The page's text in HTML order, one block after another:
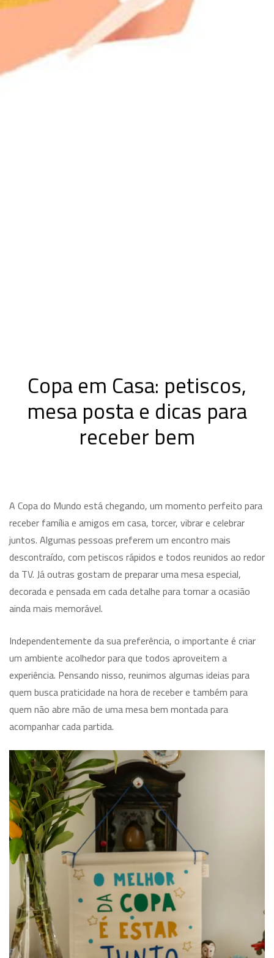
Copa em Casa: petiscos,
mesa posta e dicas para
receber bem
A Copa do Mundo está chegando, um momento perfeito para
receber família e amigos em casa, torcer, vibrar e celebrar
juntos. Algumas pessoas preferem um encontro mais
descontraído, com petiscos rápidos e todos reunidos ao redor
da TV. Já outras gostam de preparar uma mesa especial,
decorada e pensada em cada detalhe para tornar a ocasião
ainda mais memorável.
Independentemente da sua preferência, o importante é criar
um ambiente acolhedor para que todos aproveitem a
experiência. Pensando nisso, reunimos algumas ideias para
quem busca praticidade na hora de receber e também para
quem não abre mão de uma mesa bem montada para
acompanhar cada partida.